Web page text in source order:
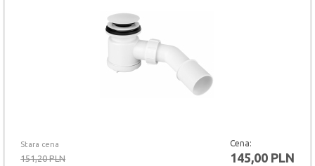
Stara cena
151,20 PLN
Cena:
145,00 PLN